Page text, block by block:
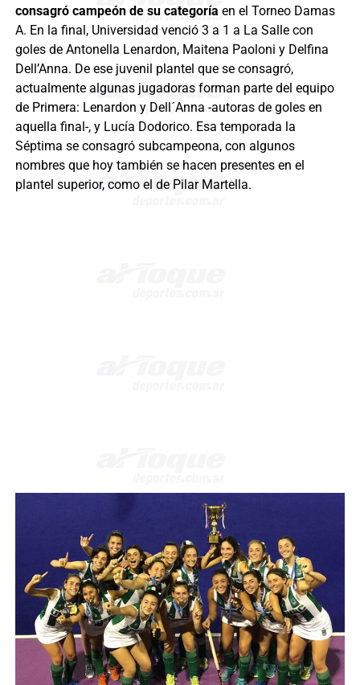
consagró campeón de su categoría en el Torneo Damas
A. En la final, Universidad venció 3 a 1 a La Salle con
goles de Antonella Lenardon, Maitena Paoloni y Delfina
Dell’Anna. De ese juvenil plantel que se consagró,
actualmente algunas jugadoras forman parte del equipo
de Primera: Lenardon y Dell´Anna -autoras de goles en
aquella final-, y Lucía Dodorico. Esa temporada la
Séptima se consagró subcampeona, con algunos
nombres que hoy también se hacen presentes en el
plantel superior, como el de Pilar Martella.